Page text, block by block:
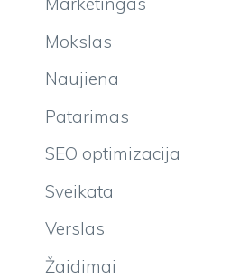
Mokslas
Naujiena
Patarimas
SEO optimizacija
Sveikata
Verslas
Žaidimai